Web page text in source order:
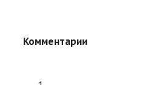
Комментарии